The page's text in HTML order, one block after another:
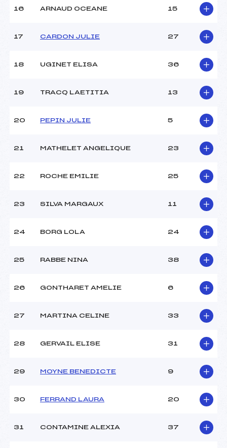
16 ARNAUD OCEANE 15
17 CARDON JULIE 27
18 UGINET ELISA 36
19 TRACQ LAETITIA 13
20 PEPIN JULIE 5
21 MATHELET ANGELIQUE 23
22 ROCHE EMILIE 25
23 SILVA MARGAUX 11
24 BORG LOLA 24
25 RABBE NINA 38
26 GONTHARET AMELIE 6
27 MARTINA CELINE 33
28 GERVAIL ELISE 31
29 MOYNE BENEDICTE 9
30 FERRAND LAURA 20
31 CONTAMINE ALEXIA 37